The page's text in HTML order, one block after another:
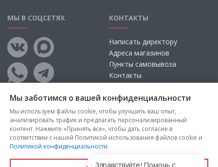
МЫ В СОЦСЕТЯХ КОНТАКТЫ
Написать директору
Адреса магазинов
Пункты самовывоза
Контакты
Copyright © 2026, ООО «100 Диванов» — Все права защищены
Администрация Сайта не несет ответственности за
Мы заботимся о вашей конфиденциальности
Мы используем файлы cookie, чтобы улучшить ваш опыт,
анализировать трафик и предлагать персонализированный
контент. Нажмите «Принять все», чтобы дать согласие в
соответствии с нашей Политикой использования файлов cookie и
Политикой конфиденциальности.
Здравствуйте! Помочь с